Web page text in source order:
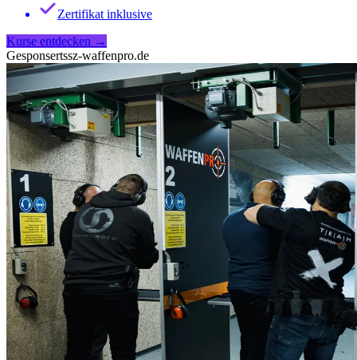
Zertifikat inklusive
Kurse entdecken →
Gesponsertssz-waffenpro.de